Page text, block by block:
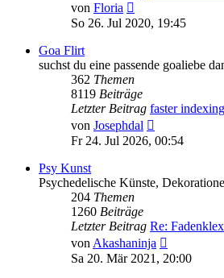
von Floria
Beitrag
So 26. Jul 2020, 19:45
Goa Flirt
suchst du eine passende goaliebe
362 Themen
8119 Beiträge
Letzter Beitrag faster indexing
von Josephdal
Beitrag
Fr 24. Jul 2026, 00:54
Psy Kunst
Psychedelische Künste,
204 Themen
1260 Beiträge
Letzter Beitrag Re:
vonAkashaninja
Beitrag
Sa 20. Mär 2021, 20:00